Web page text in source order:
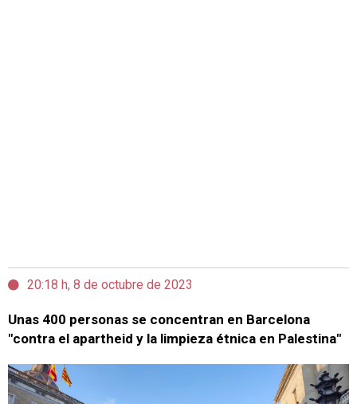
20:18 h, 8 de octubre de 2023
Unas 400 personas se concentran en Barcelona
"contra el apartheid y la limpieza étnica en Palestina"